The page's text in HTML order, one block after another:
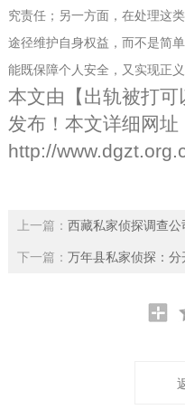
究责任；另一方面，在处理这
途径维护自身权益，而不是简
能既保障个人安全，又实现正义
本文由【出轨被打可
发布！本文详细网址
http://
上一篇： 西藏私家侦探调查
下一篇： 万年县私家侦探：